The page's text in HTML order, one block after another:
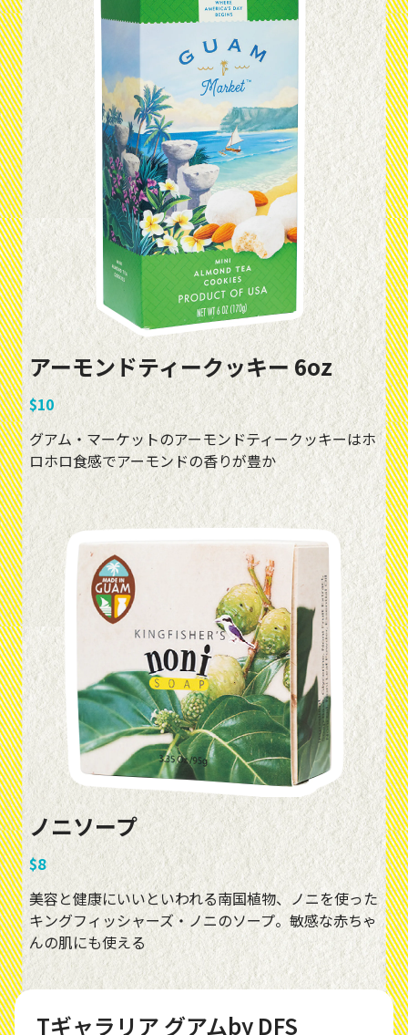
アーモンドティークッキー 6oz
$10
グアム・マーケットのアーモンドティークッキーはホ
ロホロ食感でアーモンドの香りが豊か
ノニソープ
$8
美容と健康にいいといわれる南国植物、ノニを使った
キングフィッシャーズ・ノニのソープ。敏感な赤ちゃ
んの肌にも使える
Tギャラリア グアムby DFS